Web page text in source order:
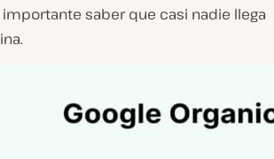
importante saber que casi nadie llega